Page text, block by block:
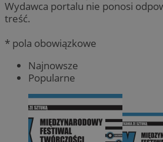
Wydawca portalu nie ponosi
treść.
* pola obowiązkowe
Najnowsze
Popularne